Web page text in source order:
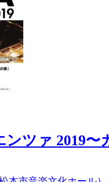
ツァ 2019